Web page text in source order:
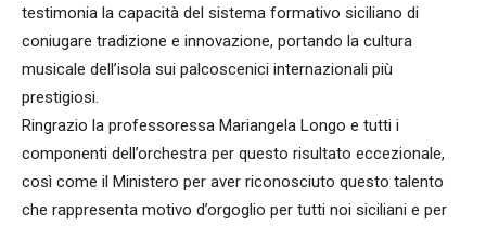
testimonia la capacità del sistema formativo siciliano di
coniugare tradizione e innovazione, portando la cultura
musicale dell’isola sui palcoscenici internazionali più
prestigiosi.
Ringrazio la professoressa Mariangela Longo e tutti i
componenti dell’orchestra per questo risultato eccezionale,
così come il Ministero per aver riconosciuto questo talento
che rappresenta motivo d’orgoglio per tutti noi siciliani e per